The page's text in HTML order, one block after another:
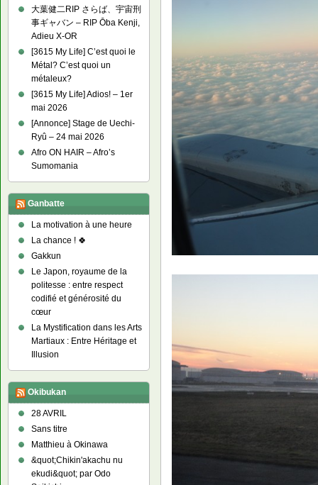
大葉健二RIP さらば、宇宙刑
事ギャバン – RIP Ōba Kenji,
Adieu X-OR
[3615 My Life] C’est quoi le
Métal? C’est quoi un
métaleux?
[3615 My Life] Adios! – 1er
mai 2026
[Annonce] Stage de Uechi-
Ryû – 24 mai 2026
Afro ON HAIR – Afro’s
Sumomania
Ganbatte
La motivation à une heure
La chance ! 🍀
Gakkun
Le Japon, royaume de la
politesse : entre respect
codifié et générosité du
cœur
La Mystification dans les Arts
Martiaux : Entre Héritage et
Illusion
Okibukan
28 AVRIL
Sans titre
Matthieu à Okinawa
&quot;Chikin'akachu nu
ekudi&quot; par Odo